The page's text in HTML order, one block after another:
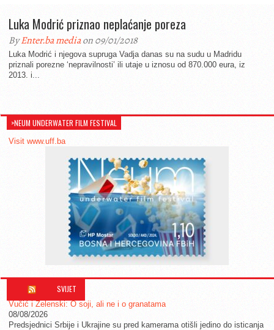
Luka Modrić priznao neplaćanje poreza
ByEnter.ba mediaon 09/01/2018
Luka Modrić i njegova supruga Vadja danas su na sudu u Madridu
priznali porezne ‘nepravilnosti’ ili utaje u iznosu od 870.000 eura, iz
2013. i...
>NEUM UNDERWATER FILM FESTIVAL
Visit www.uff.ba
SVIJET
Vučić i Zelenski: O soji, ali ne i o granatama
08/08/2026
Predsjednici Srbije i Ukrajine su pred kamerama otišli jedino do isticanja